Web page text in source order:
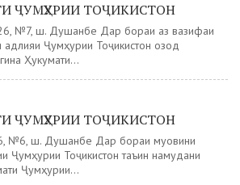
ҶУМҲУРИИ ТОҶИКИСТОН
№7, ш. Душанбе Дар бораи аз вазифаи
Ҷумҳурии Тоҷикистон озод
Ҳукумати...
ҶУМҲУРИИ ТОҶИКИСТОН
№6, ш. Душанбе Дар бораи муовини
Ҷумҳурии Тоҷикистон таъин намудани
Ҷумҳурии...